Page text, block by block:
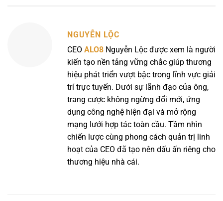
NGUYỄN LỘC
CEO ALO8 Nguyễn Lộc được xem là người
kiến tạo nền tảng vững chắc giúp thương
hiệu phát triển vượt bậc trong lĩnh vực giải
trí trực tuyến. Dưới sự lãnh đạo của ông,
trang cược không ngừng đổi mới, ứng
dụng công nghệ hiện đại và mở rộng
mạng lưới hợp tác toàn cầu. Tầm nhìn
chiến lược cùng phong cách quản trị linh
hoạt của CEO đã tạo nên dấu ấn riêng cho
thương hiệu nhà cái.